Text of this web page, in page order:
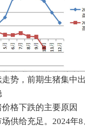
势，前期生猪集中
格下跌的主要原因
场供给充足。2024年